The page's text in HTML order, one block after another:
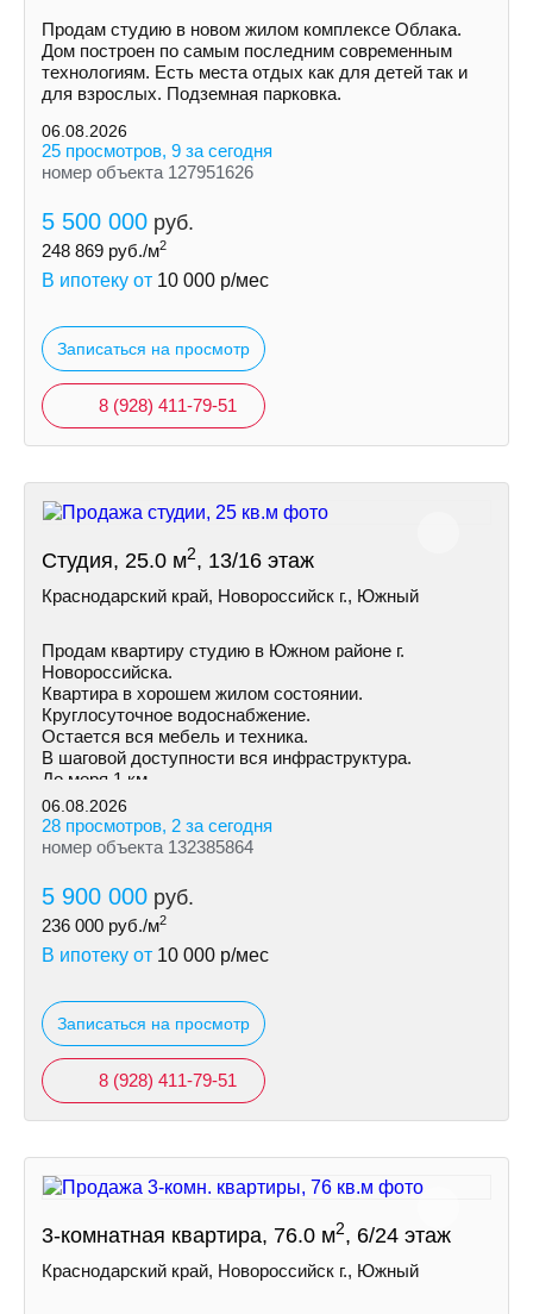
Продам студию в новом жилом комплексе Облака.
Дом построен по самым последним современным
технологиям. Есть места отдых как для детей так и
для взрослых. Подземная парковка.
06.08.2026
25 просмотров, 9 за сегодня
номер объекта 127951626
5 500 000 руб.
248 869 руб./м2
В ипотеку от 10 000 р/мес
Записаться на просмотр
8 (928) 411-79-51
Студия, 25.0 м2, 13/16 этаж
Краснодарский край, Новороссийск г., Южный
Продам квартиру студию в Южном районе г.
Новороссийска.
Квартира в хорошем жилом состоянии.
Круглосуточное водоснабжение.
Остается вся мебель и техника.
В шаговой доступности вся инфраструктура.
До моря 1 км.
06.08.2026
28 просмотров, 2 за сегодня
номер объекта 132385864
5 900 000 руб.
236 000 руб./м2
В ипотеку от 10 000 р/мес
Записаться на просмотр
8 (928) 411-79-51
3-комнатная квартира, 76.0 м2, 6/24 этаж
Краснодарский край, Новороссийск г., Южный